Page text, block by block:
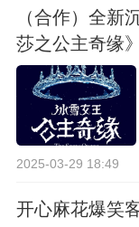
（合作）全新
莎之公主奇缘
2025-03-29 18:49
开心麻花爆笑